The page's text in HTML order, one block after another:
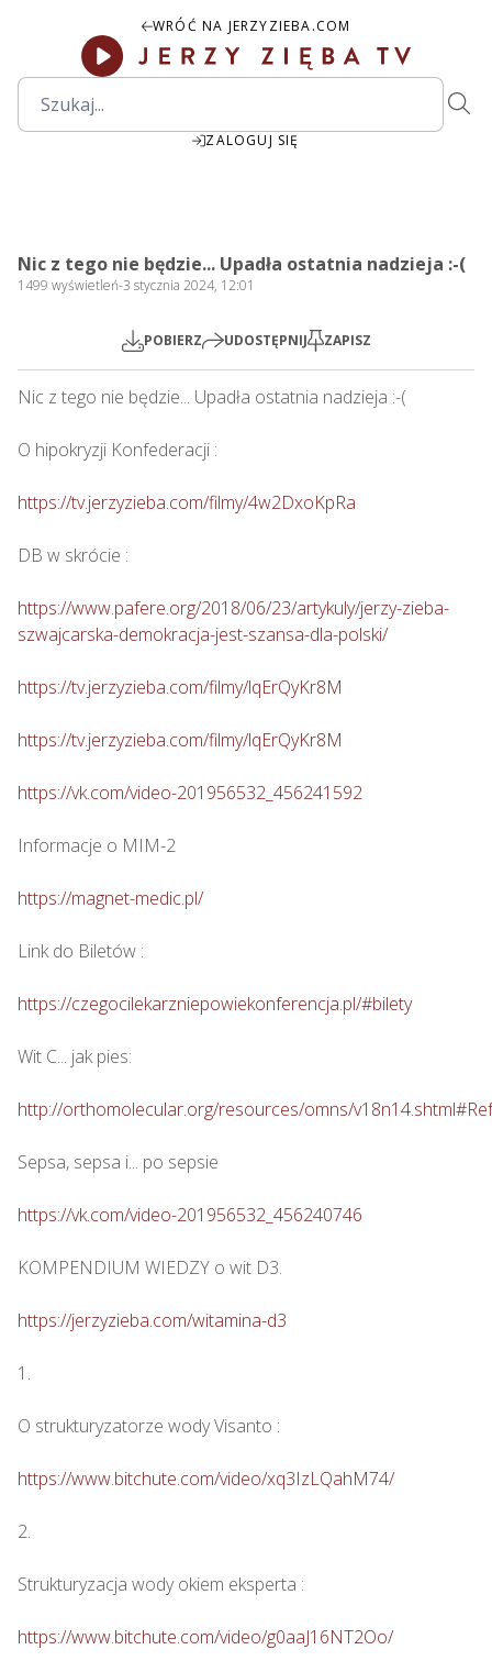
WRÓĆ NA JERZYZIEBA.COM
ZALOGUJ SIĘ
Play
Nic z tego nie będzie... Upadła ostatnia nadzieja :-(
1499 wyświetleń-3 stycznia 2024, 12:01
POBIERZ UDOSTĘPNIJ ZAPISZ
Nic z tego nie będzie... Upadła ostatnia nadzieja :-(
O hipokryzji Konfederacji :
https://tv.jerzyzieba.com/filmy/4w2DxoKpRa
DB w skrócie :
https://www.pafere.org/2018/06/23/artykuly/jerzy-zieba-
szwajcarska-demokracja-jest-szansa-dla-polski/
https://tv.jerzyzieba.com/filmy/lqErQyKr8M
https://tv.jerzyzieba.com/filmy/lqErQyKr8M
https://vk.com/video-201956532_456241592
Informacje o MIM-2
https://magnet-medic.pl/
Link do Biletów :
https://czegocilekarzniepowiekonferencja.pl/#bilety
Wit C... jak pies:
http://orthomolecular.org/resources/omns/
Sepsa, sepsa i... po sepsie
https://vk.com/video-201956532_456240746
KOMPENDIUM WIEDZY o wit D3.
https://jerzyzieba.com/witamina-d3
1.
O strukturyzatorze wody Visanto :
https://www.bitchute.com/video/xq3IzLQahM74/
2.
Strukturyzacja wody okiem eksperta :
https://www.bitchute.com/video/g0aaJ16NT2Oo/